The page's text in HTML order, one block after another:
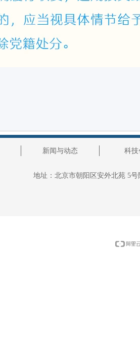
地址： 北京市朝阳区安外北苑 5
新闻与动态 科技